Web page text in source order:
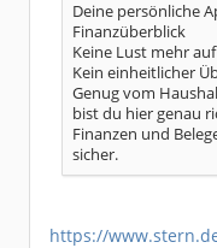
Deine persönliche
Finanzüberblick
Keine Lust mehr
Kein einheitlicher
Genug vom
bist du hier genau
Finanzen und
sicher.
https://